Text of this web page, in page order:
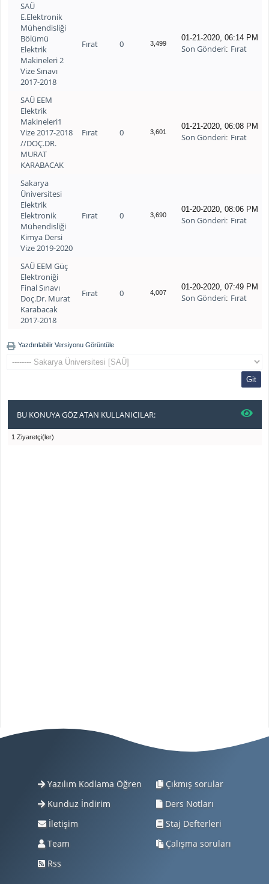
SAÜ
E.Elektronik
Mühendisliği
Bölümü
Elektrik
Makineleri 2
Vize Sınavı
2017-2018
Fırat 0 3,499
01-21-2020, 06:14 PM
Son Gönderi: Fırat
SAÜ EEM
Elektrik
Makineleri1
Vize 2017-2018
//DOÇ.DR.
MURAT
KARABACAK
Fırat 0 3,601
01-21-2020, 06:08 PM
Son Gönderi: Fırat
Sakarya
Üniversitesi
Elektrik
Elektronik
Mühendisliği
Kimya Dersi
Vize 2019-2020
Fırat 0 3,690
01-20-2020, 08:06 PM
Son Gönderi: Fırat
SAÜ EEM Güç
Elektroniği
Final Sınavı
Doç.Dr. Murat
Karabacak
2017-2018
Fırat 0 4,007
01-20-2020, 07:49 PM
Son Gönderi: Fırat
Yazdırılabilir Versiyonu Görüntüle
BU KONUYA GÖZ ATAN KULLANICILAR:
1 Ziyaretçi(ler)
Yazılım Kodlama Öğren
Kunduz İndirim
İletişim
Team
Rss
Çıkmış sorular
Ders Notları
Staj Defterleri
Çalışma soruları